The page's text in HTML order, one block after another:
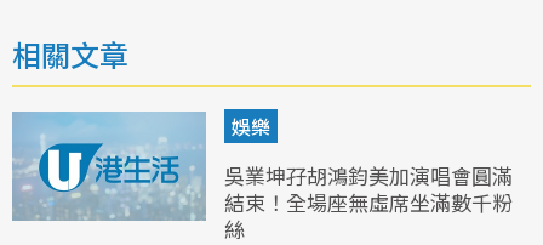
相關文章
娛樂
吳業坤孖胡鴻鈞美加演唱會圓滿
結束！全場座無虛席坐滿數千粉
絲